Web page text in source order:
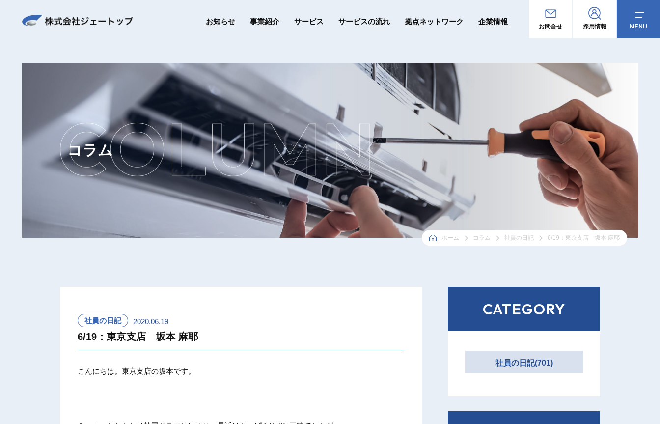
お知らせ 事業紹介 サービス サービスの流れ 拠点ネットワーク 企業情報
お問合せ 採用情報 MENU
コラム
ホーム コラム 社員の日記 6/19：東京支店 坂本 麻耶
社員の日記 2020.06.19
6/19：東京支店 坂本 麻耶
こんにちは。東京支店の坂本です。
CATEGORY
社員の日記(701)